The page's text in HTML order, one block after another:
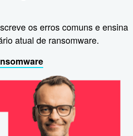
os erros comuns e ensina
atual de ransomware.